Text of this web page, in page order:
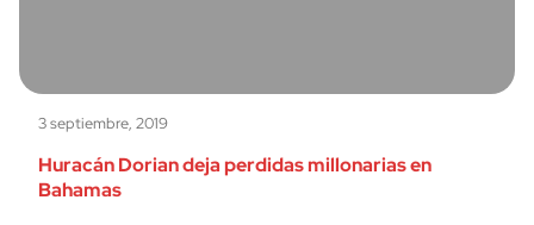
3 septiembre, 2019
Huracán Dorian deja perdidas millonarias en
Bahamas